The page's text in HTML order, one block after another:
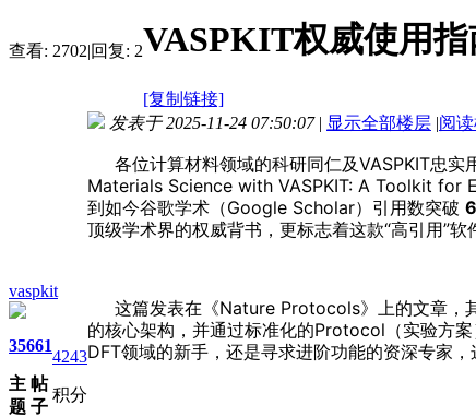
查看: 2702|回复: 2VASPKIT权威使用
[复制链接]
vaspkit
35
主
题
661
帖
子
4243
积分
发表于 2025-11-24 07:50:07 | 显示全部楼层 |阅
各位计算材料领域的科研同仁及VASPKIT忠实
Materials Science with VASPKIT: A Toolkit for
到如今谷歌学术（Google Scholar）引用数突破
顶级学术界的权威背书，更标志着这款“高引用”软
这篇发表在《Nature Protocols》上的文章，
的核心架构，并通过标准化的Protocol（实验方
DFT领域的新手，还是寻求进阶功能的资深专家